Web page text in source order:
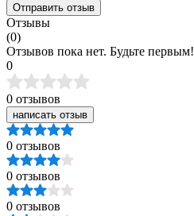
Отправить отзыв
Отзывы
(0)
Отзывов пока нет. Будьте первым!
0
0 отзывов
написать отзыв
0 отзывов
0 отзывов
0 отзывов